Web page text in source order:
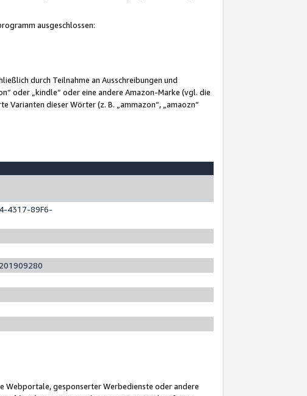
ausgeschlossen:
durch Teilnahme an Ausschreibungen und
oder „kindle“ oder eine andere Amazon-Marke (vgl. die
Varianten dieser Wörter (z. B. „ammazon“, „amaozn“
4317-89F6-
Webportale, gesponserter Werbedienste oder andere